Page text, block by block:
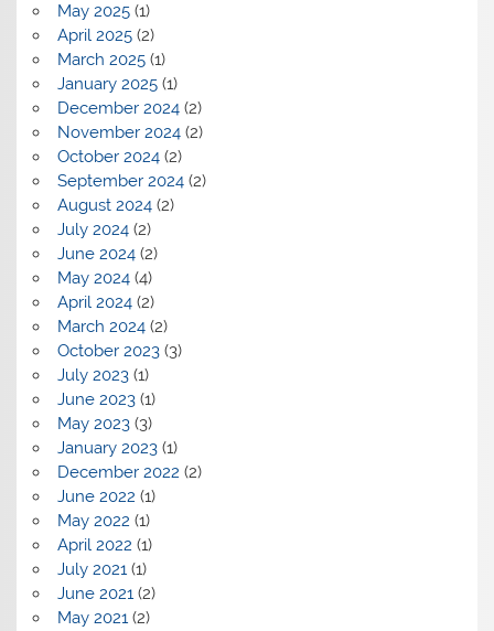
May 2025(1)
April 2025(2)
March 2025(1)
January 2025(1)
December 2024(2)
November 2024(2)
October 2024(2)
September 2024(2)
August 2024(2)
July 2024(2)
June 2024(2)
May 2024(4)
April 2024(2)
March 2024(2)
October 2023(3)
July 2023(1)
June 2023(1)
May 2023(3)
January 2023(1)
December 2022 (2)
June 2022 (1)
May 2022 (1)
April 2022 (1)
July 2021(1)
June 2021(2)
May 2021(2)